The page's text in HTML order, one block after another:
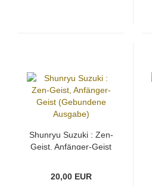
Shunryu Suzuki : Zen-
Geist, Anfänger-Geist
20,00 EUR